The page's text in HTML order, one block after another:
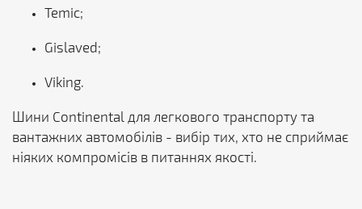
Temic;
Gislaved;
Viking.
Шини Continental для легкового транспорту та
вантажних автомобілів - вибір тих, хто не сприймає
ніяких компромісів в питаннях якості.